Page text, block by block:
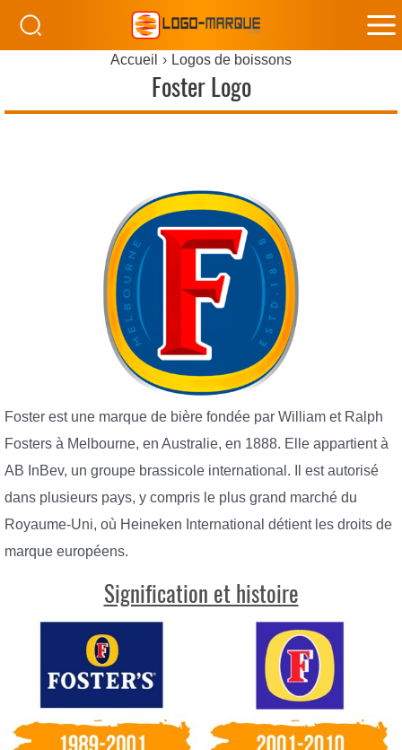
Accueil Logos de boissons
Foster Logo
Foster est une marque de bière fondée par William et Ralph
Fosters à Melbourne, en Australie, en 1888. Elle appartient à
AB InBev, un groupe brassicole international. Il est autorisé
dans plusieurs pays, y compris le plus grand marché du
Royaume-Uni, où Heineken International détient les droits de
marque européens.
Signification et histoire